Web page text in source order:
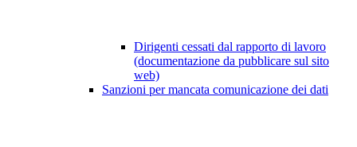
Dirigenti cessati dal rapporto di lavoro
(documentazione da pubblicare sul sito
web)
Sanzioni per mancata comunicazione dei dati